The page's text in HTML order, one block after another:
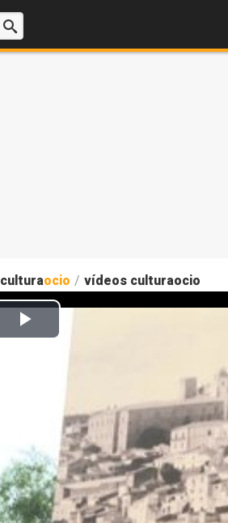
culturaocio / vídeos culturaocio